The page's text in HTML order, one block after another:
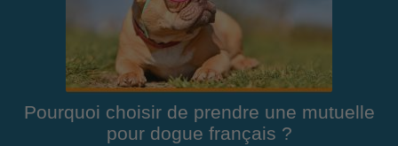
Pourquoi choisir de prendre une mutuelle
pour dogue français ?